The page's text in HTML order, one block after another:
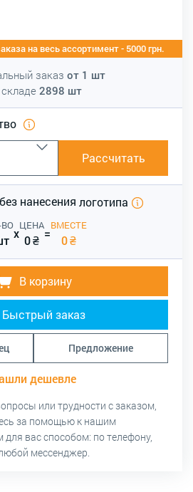
на весь ассортимент - 5000 грн.
заказ от 1 шт
2898 шт
Рассчитать
нанесения логотипа
x
ЦЕНА
0₴ =
ВМЕСТЕ
0₴
В корзину
Быстрый заказ
Предложение
дешевле
или трудности с заказом,
за помощью к нашим
вас способом: по телефону,
мессенджер.